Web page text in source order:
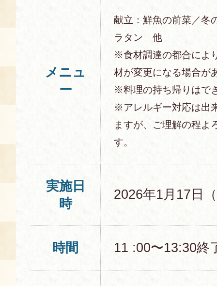
メニュ
ー
献立：鮮魚の前菜／冬
ラタン 他
※食材調達の都合によ
材が変更になる場合が
※料理の持ち帰りはで
※アレルギー対応は出
ますが、ご理解の程よ
す。
実施日
時
2026年1月17日
時間 11 :00〜13:30終